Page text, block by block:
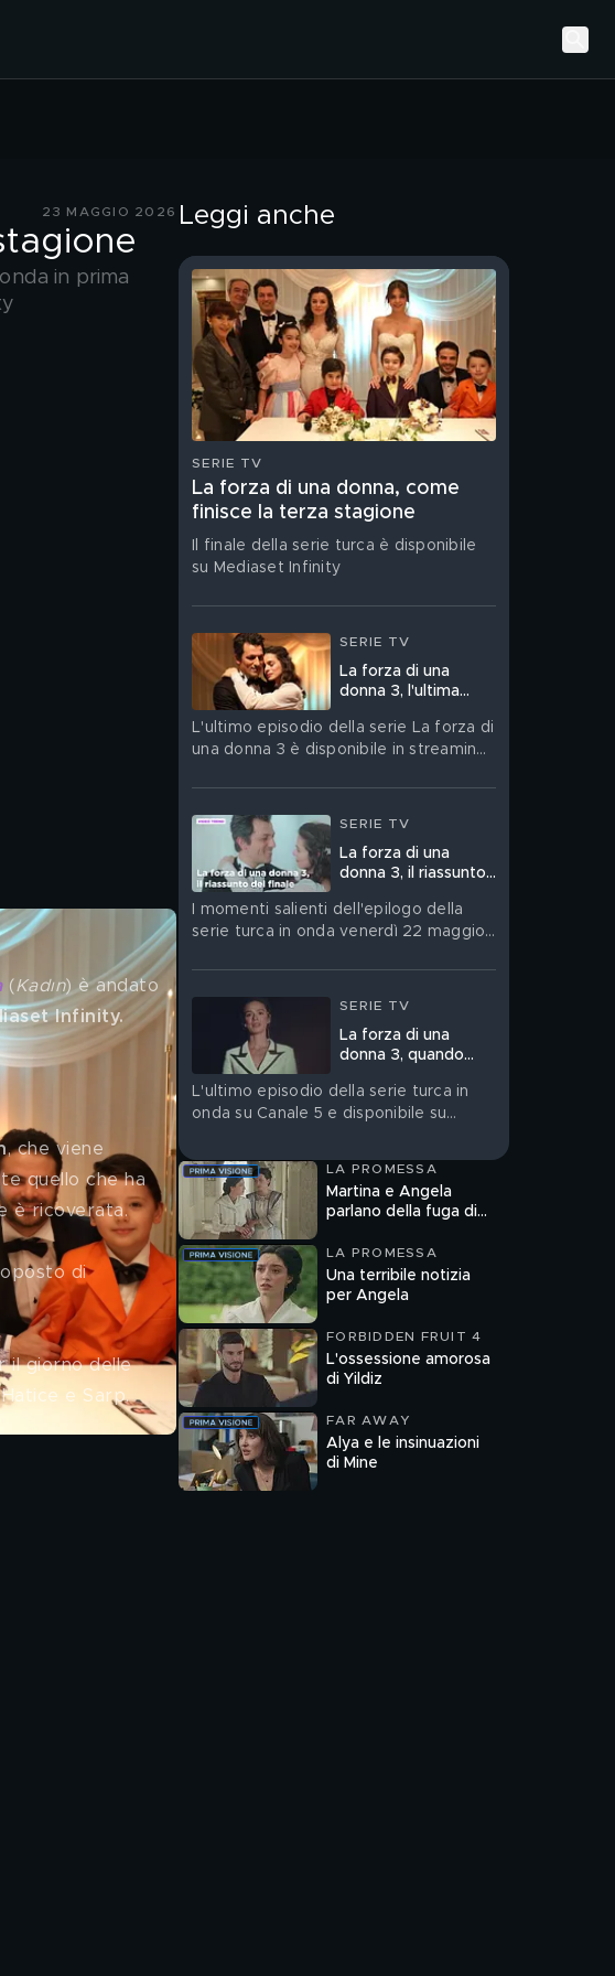
23 MAGGIO 2026
in prima
( Kadın) è andato
Infinity.
, che viene
quello che ha
è ricoverata.
di
il giorno delle
e Sarp.
Leggi anche
SERIE TV
La forza di una donna, come
finisce la terza stagione
Il finale della serie turca è disponibile
su Mediaset Infinity
SERIE TV
La forza di una
donna 3, l'ultima
maggio
L'ultimo episodio della serie La forza di
una donna 3 è disponibile in streaming
SERIE TV
La forza di una
donna 3, il riassunto
I momenti salienti dell'epilogo della
serie turca in onda venerdì 22 maggio
SERIE TV
La forza di una
donna 3, quando
L'ultimo episodio della serie turca in
onda su Canale 5 e disponibile su
LA PROMESSA
Martina e Angela
parlano della fuga di
LA PROMESSA
Una terribile notizia
per Angela
FORBIDDEN FRUIT 4
L'ossessione amorosa
di Yildiz
FAR AWAY
Alya e le insinuazioni
di Mine